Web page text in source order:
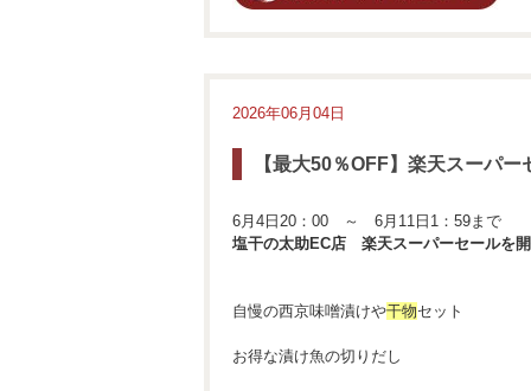
2026年06月04日
【最大50％OFF】楽天スーパ
6月4日20：00 ～ 6月11日1：59まで
塩干の太助EC店 楽天スーパーセールを
自慢の西京味噌漬けや干物セット
お得な漬け魚の切りだし